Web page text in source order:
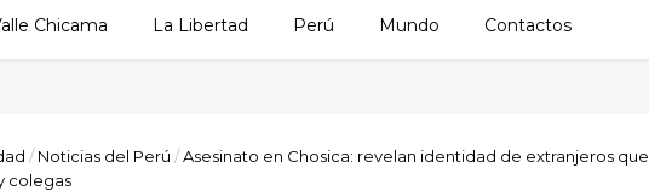
Chicama La Libertad Perú Mundo Contactos
/ Noticias del Perú /Asesinato en Chosica: revelan identidad de extranjeros que
colegas